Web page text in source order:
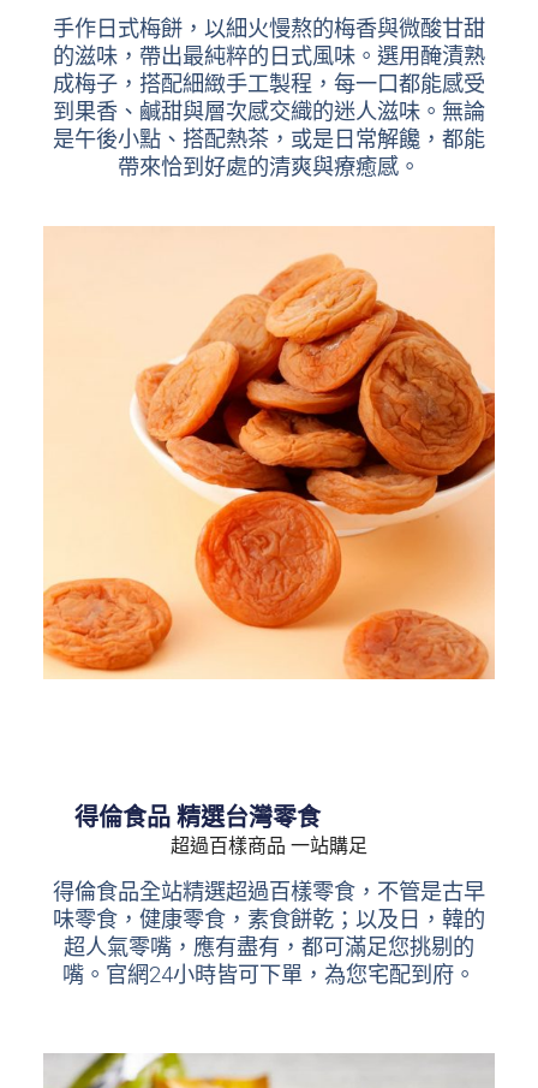
手作日式梅餅，以細火慢熬的梅香與微酸甘甜
的滋味，帶出最純粹的日式風味。選用醃漬熟
成梅子，搭配細緻手工製程，每一口都能感受
到果香、鹹甜與層次感交織的迷人滋味。無論
是午後小點、搭配熱茶，或是日常解饞，都能
帶來恰到好處的清爽與療癒感。
得倫食品 精選台灣零食
超過百樣商品 一站購足
得倫食品全站精選超過百樣零食，不管是古早
味零食，健康零食，素食餅乾；以及日，韓的
超人氣零嘴，應有盡有，都可滿足您挑剔的
嘴。官網24小時皆可下單，為您宅配到府。